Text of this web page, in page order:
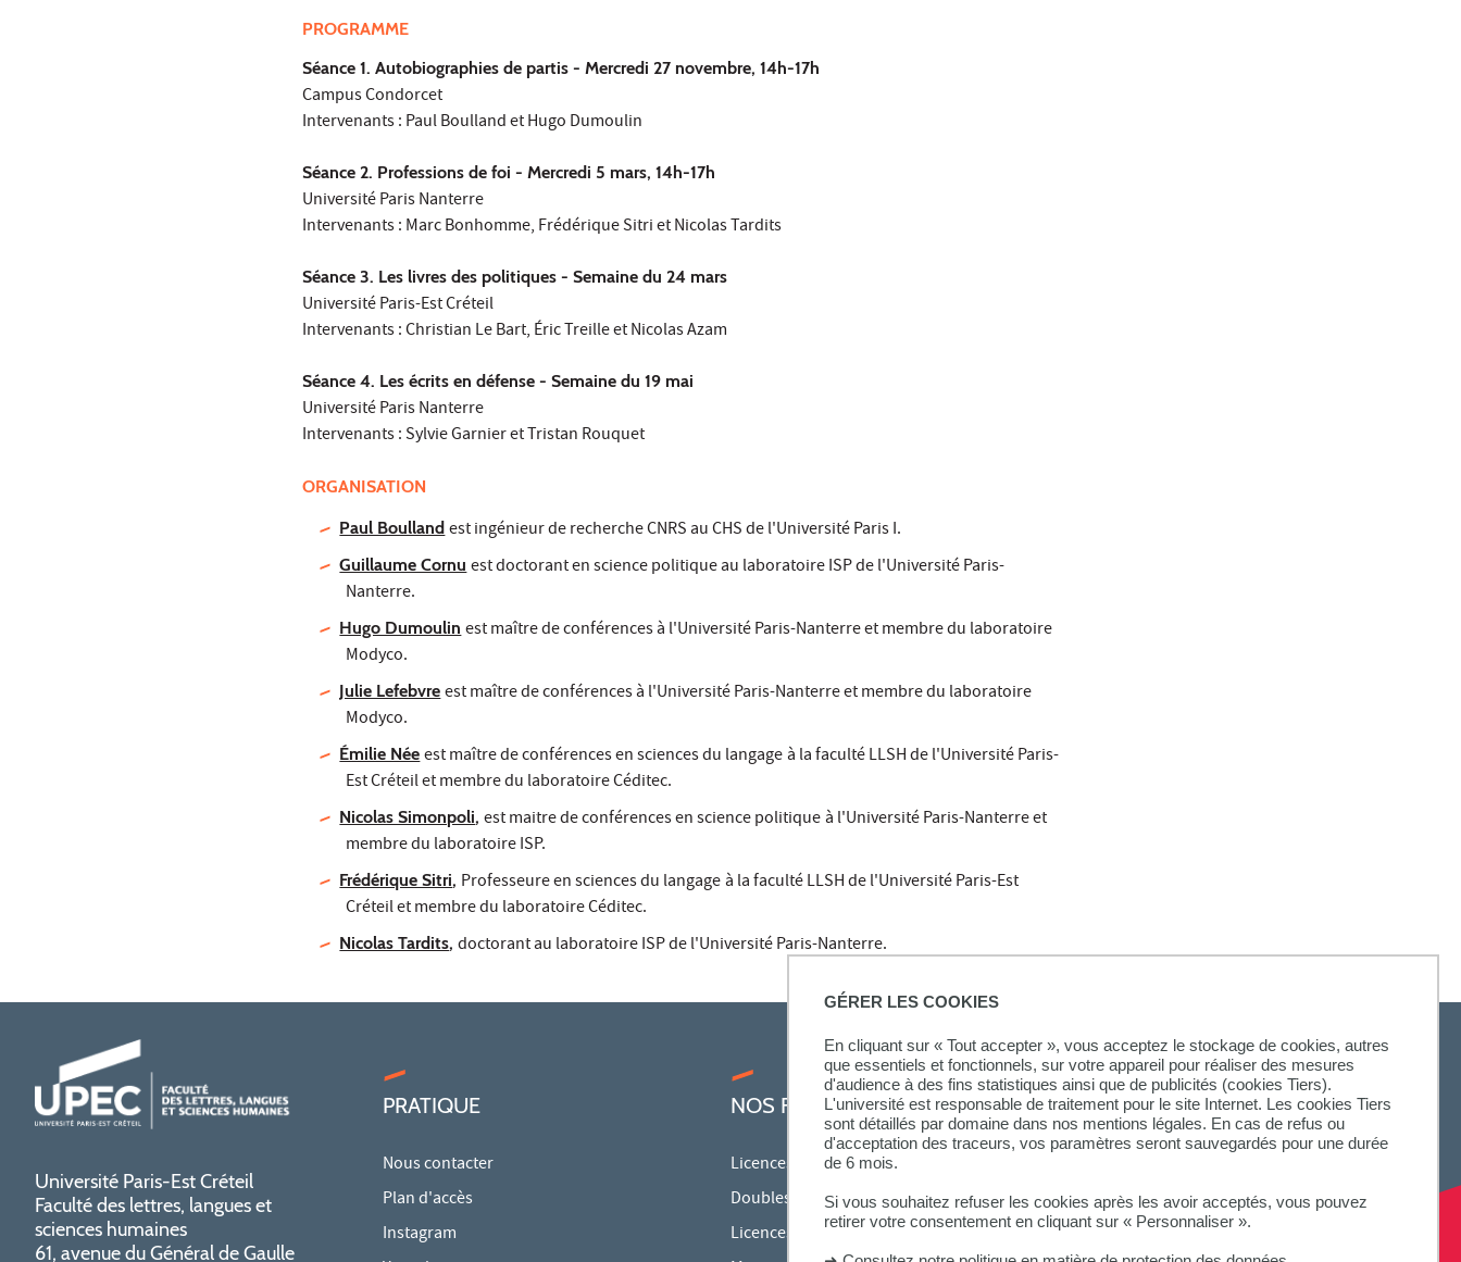
GÉRER LES COOKIES
En cliquant sur « Tout accepter », vous acceptez le stockage de cookies, autres
que essentiels et fonctionnels, sur votre appareil pour réaliser des mesures
d'audience à des fins statistiques ainsi que de publicités (cookies Tiers).
L'université est responsable de traitement pour le site Internet. Les cookies Tiers
sont détaillés par domaine dans nos mentions légales. En cas de refus ou
d'acceptation des traceurs, vos paramètres seront sauvegardés pour une durée
de 6 mois.
Si vous souhaitez refuser les cookies après les avoir acceptés, vous pouvez
retirer votre consentement en cliquant sur « Personnaliser ».
PROGRAMME
Séance 1. Autobiographies de partis - Mercredi 27 novembre, 14h-17h
Campus Condorcet
Intervenants : Paul Boulland et Hugo Dumoulin
Séance 2. Professions de foi - Mercredi 5 mars, 14h-17h
Université Paris Nanterre
Intervenants : Marc Bonhomme, Frédérique Sitri et Nicolas Tardits
Séance 3. Les livres des politiques - Semaine du 24 mars
Université Paris-Est Créteil
Intervenants : Christian Le Bart, Éric Treille et Nicolas Azam
Séance 4. Les écrits en défense - Semaine du 19 mai
Université Paris Nanterre
Intervenants : Sylvie Garnier et Tristan Rouquet
ORGANISATION
Paul Boulland est ingénieur de recherche CNRS au CHS de l'Université Paris I.
Guillaume Cornu est doctorant en science politique au laboratoire ISP de l'Université Paris-
Nanterre.
Hugo Dumoulin est maître de conférences à l'Université Paris-Nanterre et membre du laboratoire
Modyco.
Julie Lefebvre est maître de conférences à l'Université Paris-Nanterre et membre du laboratoire
Modyco.
Émilie Née est maître de conférences en sciences du langageà la faculté LLSH de l'Université Paris-
Est Créteil et membre du laboratoire Céditec.
Nicolas Simonpoli,est maitre de conférences en science politiqueà l'Université Paris-Nanterre et
membre du laboratoire ISP.
Frédérique Sitri, Professeure en sciences du langageà la faculté LLSH de l'Université Paris-Est
Créteil et membre du laboratoire Céditec.
Nicolas Tardits,doctorant au laboratoire ISP de l'Université Paris-Nanterre.
Université Paris-Est Créteil
Faculté des lettres, langues et
sciences humaines
61, avenue du Général de Gaulle
PRATIQUE
Nous contacter
Plan d'accès
Instagram
NOS FORMATIONS
Licences
Doubles licences
Licences pro